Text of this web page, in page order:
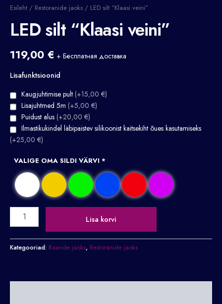
Esileht / Restoranide jaoks / LED silt “Klaasi veini”
LED silt “Klaasi veini”
119,00 € + Бесплатная доставка
Lisafunktsioonid
Kaugjuhtimise pult (+15,00 €)
Lisajuhtmed 5m (+5,00 €)
Puidust alus (+20,00 €)
Ilmastikukindel läbipaistev silikoonist kaitsekiht õues kasutamiseks
(+25,00 €)
VALIGE OMA SILDI VÄRVI *
Lisa korvi
Kategooriad: Baaride jaoks, Restoranide jaoks